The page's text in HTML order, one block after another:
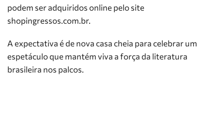
podem ser adquiridos online pelo site
shopingressos.com.br.
A expectativa é de nova casa cheia para celebrar um
espetáculo que mantém viva a força da literatura
brasileira nos palcos.